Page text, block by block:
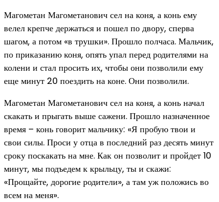
Магометан Магометанович сел на коня, а конь ему
велел крепче держаться и пошел по двору, сперва
шагом, а потом «в трушки». Прошло полчаса. Мальчик,
по приказанию коня, опять упал перед родителями на
колени и стал просить их, чтобы они позволили ему
еще минут 20 поездить на коне. Они позволили.
Магометан Магометанович сел на коня, а конь начал
скакать и прыгать выше сажени. Прошло назначенное
время – конь говорит мальчику: «Я пробую твои и
свои силы. Проси у отца в последний раз десять минут
сроку поскакать на мне. Как он позволит и пройдет 10
минут, мы подъедем к крыльцу, ты и скажи:
«Прощайте, дорогие родители», а там уж положись во
всем на меня».